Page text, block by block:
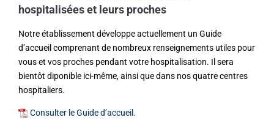
hospitalisées et leurs proches
Notre établissement développe actuellement un Guide
d’accueil comprenant de nombreux renseignements utiles pour
vous et vos proches pendant votre hospitalisation. Il sera
bientôt diponible ici-même, ainsi que dans nos quatre centres
hospitaliers.
Consulter le Guide d’accueil.